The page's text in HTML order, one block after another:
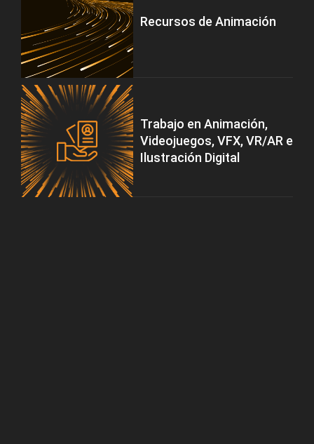
Recursos de Animación
Trabajo en Animación,
Videojuegos, VFX, VR/AR e
Ilustración Digital